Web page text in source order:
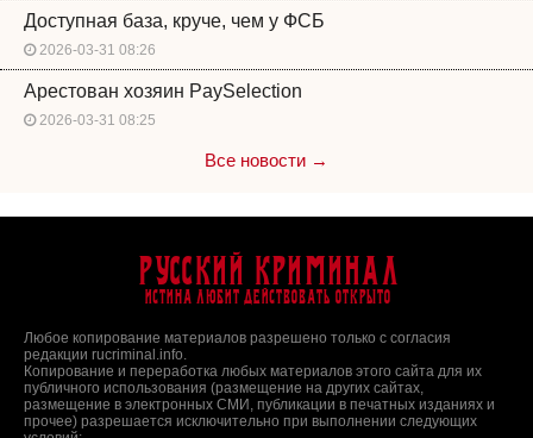
Доступная база, круче, чем у ФСБ
2026-03-31 08:26
Арестован хозяин PaySelection
2026-03-31 08:25
Все новости →
Русский Криминал
Истина любит действовать открыто
Любое копирование материалов разрешено только с согласия
редакции rucriminal.info.
Копирование и переработка любых материалов этого сайта для их
публичного использования (размещение на других сайтах,
размещение в электронных СМИ, публикации в печатных изданиях и
прочее) разрешается исключительно при выполнении следующих